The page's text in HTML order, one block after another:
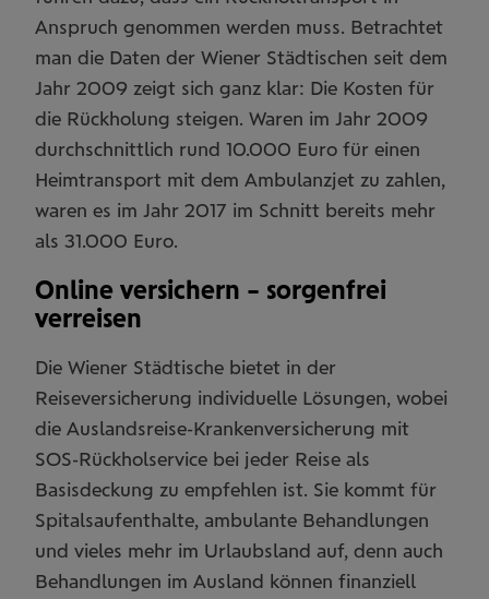
Anspruch genommen werden muss. Betrachtet
man die Daten der Wiener Städtischen seit dem
Jahr 2009 zeigt sich ganz klar: Die Kosten für
die Rückholung steigen. Waren im Jahr 2009
durchschnittlich rund 10.000 Euro für einen
Heimtransport mit dem Ambulanzjet zu zahlen,
waren es im Jahr 2017 im Schnitt bereits mehr
als 31.000 Euro.
Online versichern – sorgenfrei
verreisen
Die Wiener Städtische bietet in der
Reiseversicherung individuelle Lösungen, wobei
die Auslandsreise-Krankenversicherung mit
SOS-Rückholservice bei jeder Reise als
Basisdeckung zu empfehlen ist. Sie kommt für
Spitalsaufenthalte, ambulante Behandlungen
und vieles mehr im Urlaubsland auf, denn auch
Behandlungen im Ausland können finanziell